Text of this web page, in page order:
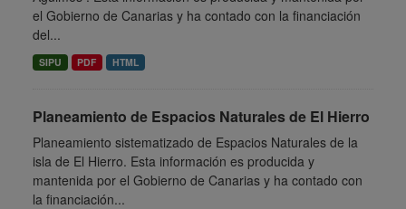
el Gobierno de Canarias y ha contado con la financiación
del...
SIPU PDF HTML
Planeamiento de Espacios Naturales de El Hierro
Planeamiento sistematizado de Espacios Naturales de la
isla de El Hierro. Esta información es producida y
mantenida por el Gobierno de Canarias y ha contado con
la financiación...